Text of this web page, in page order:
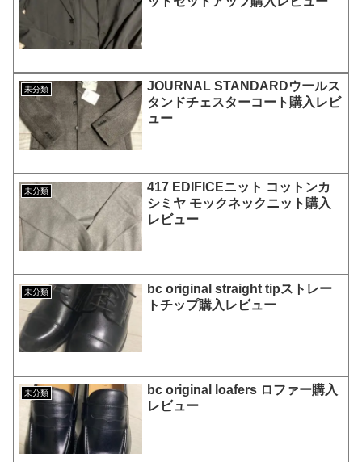
未分類
JOURNAL STANDARDウールス
タンドチェスターコート購入レビ
ュー
未分類
417 EDIFICEニット コットンカ
シミヤ モックネックニット購入
レビュー
未分類
bc original straight tipストレー
トチップ購入レビュー
未分類
bc original loafers ロファー購入
レビュー